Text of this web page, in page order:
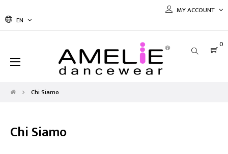
EN
MY ACCOUNT
0
Toggle
navigation
☰
Chi Siamo
Chi Siamo